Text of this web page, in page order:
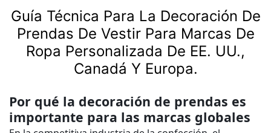
Guía Técnica Para La Decoración De
Prendas De Vestir Para Marcas De
Ropa Personalizada De EE. UU.,
Canadá Y Europa.
Por qué la decoración de prendas es
importante para las marcas globales